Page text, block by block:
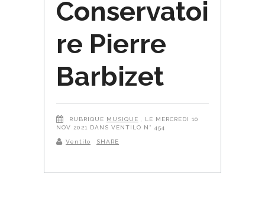
Conservatoi
re Pierre
Barbizet
RUBRIQUE MUSIQUE
, LE MERCREDI 10
NOV 2021 DANS VENTILO N° 454
Ventilo SHARE